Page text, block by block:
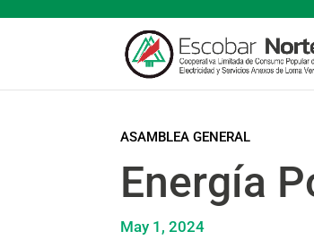
ASAMBLEA GENERAL
Energía
May 1, 2024